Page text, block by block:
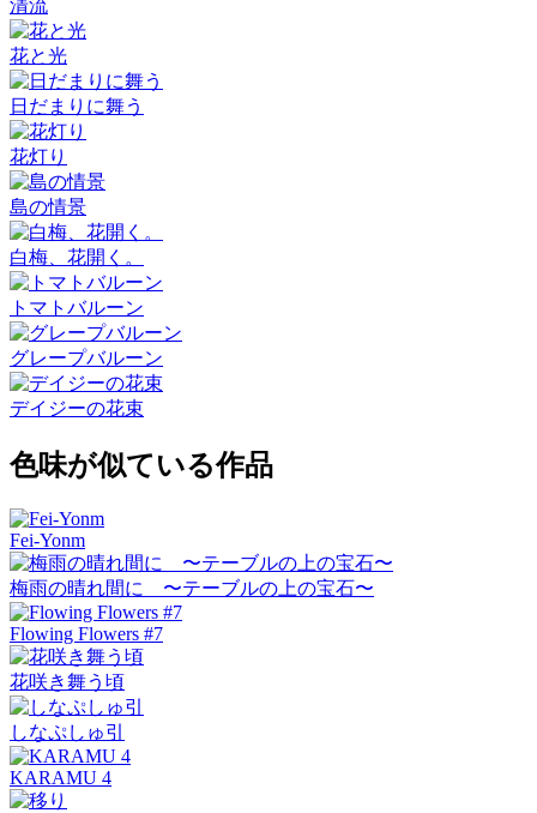
清流
花と光
日だまりに舞う
花灯り
島の情景
白梅、花開く。
トマトバルーン
グレープバルーン
デイジーの花束
色味が似ている作品
Fei-Yonm
梅雨の晴れ間に 〜テーブルの上の宝石〜
Flowing Flowers #7
花咲き舞う頃
しなぷしゅ引
KARAMU 4